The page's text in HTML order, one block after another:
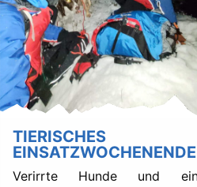
TIERISCHES
EINSATZWOCHENENDE
Verirrte Hunde und